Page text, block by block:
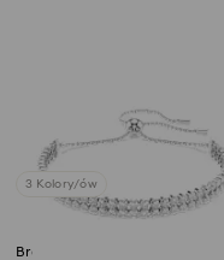
3 Kolory/ów
Bransoletka Matrix